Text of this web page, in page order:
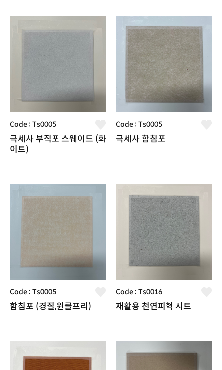
Code : Ts0005
극세사 부직포 스웨이드 (화
이트)
Code : Ts0005
극세사 함침포
Code : Ts0005
함침포 (경질,윈클프리)
Code : Ts0016
재활용 천연피혁 시트